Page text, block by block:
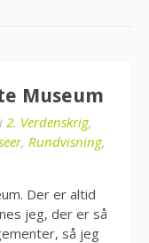
Museum
i 2. Verdenskrig,
, Rundvisning,
Der er altid
jeg, der er så
så jeg